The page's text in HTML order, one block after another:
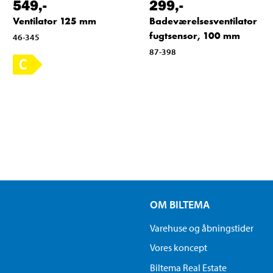
549,-
Ventilator 125 mm
46-345
299,-
Badeværelsesventilator
fugtsensor, 100 mm
87-398
OM BILTEMA
Varehuse og åbningstider
Vores koncept
Biltema Real Estate